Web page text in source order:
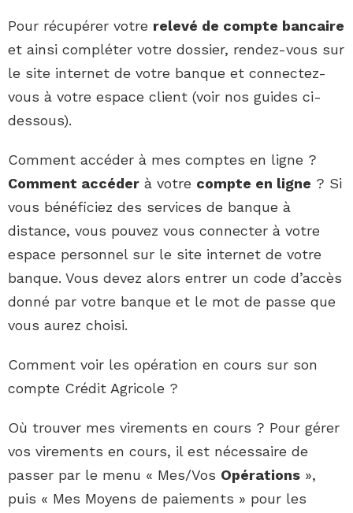
Pour récupérer votre relevé de compte bancaire
et ainsi compléter votre dossier, rendez-vous sur
le site internet de votre banque et connectez-
vous à votre espace client (voir nos guides ci-
dessous).
Comment accéder à mes comptes en ligne ?
Comment accéder à votre compte en ligne ? Si
vous bénéficiez des services de banque à
distance, vous pouvez vous connecter à votre
espace personnel sur le site internet de votre
banque. Vous devez alors entrer un code d’accès
donné par votre banque et le mot de passe que
vous aurez choisi.
Comment voir les opération en cours sur son
compte Crédit Agricole ?
Où trouver mes virements en cours ? Pour gérer
vos virements en cours, il est nécessaire de
passer par le menu « Mes/Vos Opérations »,
puis « Mes Moyens de paiements » pour les